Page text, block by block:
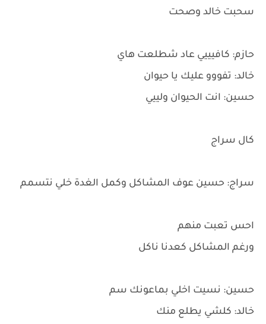
سحبت خالد وصحت
حازم: كافيييي عاد شطلعت هاي
خالد: تفووو عليك يا حيوان
حسين: انت الحيوان ولييي
كال سراج
سراج: حسين عوف المشاكل وكمل الغدة خلي نتسمم
احس تعبت منهم
ورغم المشاكل كعدنا ناكل
حسين: نسيت اخلي بماعونك سم
خالد: كلشي يطلع منك